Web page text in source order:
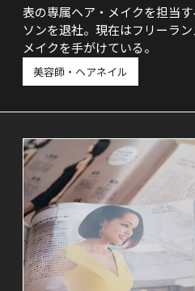
表の専属ヘア・メイクを担当
ソンを退社。現在はフリーラ
メイクを手がけている。
美容師・ヘアネイル